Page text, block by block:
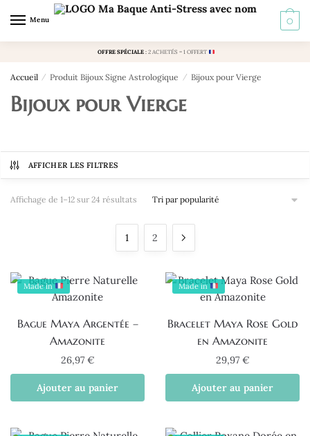
navigation
content
Menu 0
OFFRE SPÉCIALE:2 ACHETÉS = 1 OFFERT
Accueil / Produit Bijoux Signe Astrologique / Bijoux pour Vierge
Bijoux pour Vierge
AFFICHER LES FILTRES
Affichage de 1–12 sur 24 résultats
popularité
1 2
Made in
Bague Maya Argentée –
Amazonite
26,97€
Ajouter au panier
Made in
Bracelet Maya Rose Gold
en Amazonite
29,97€
Ajouter au panier